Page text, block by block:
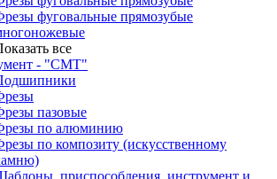
фуговальные прямозубые
все
- "СМТ"
пазовые
по алюминию
по композиту (искусственному